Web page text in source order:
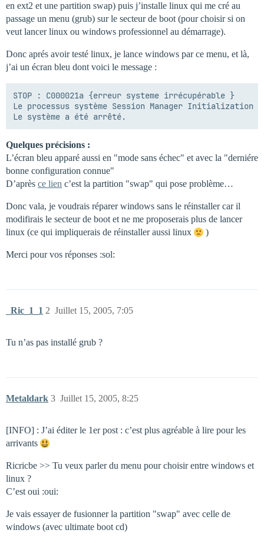
en ext2 et une partition swap) puis j’installe linux qui me cré au
passage un menu (grub) sur le secteur de boot (pour choisir si on
veut lancer linux ou windows professionnel au démarrage).
Donc aprés avoir testé linux, je lance windows par ce menu, et là,
j’ai un écran bleu dont voici le message :
STOP : C000021a {erreur systeme irrécupérable }
Le processus système Session Manager Initialization
Quelques précisions :
L’écran bleu apparé aussi en "mode sans échec" et avec la "derniére
bonne configuration connue"
D’après ce lien c’est la partition "swap" qui pose problème…
Donc vala, je voudrais réparer windows sans le réinstaller car il
modifirais le secteur de boot et ne me proposerais plus de lancer
linux (ce qui impliquerais de réinstaller aussi linux
)
Merci pour vos réponses :sol:
_Ric_1_1 Juillet 15, 2005, 7:05
2
Tu n’as pas installé grub ?
Metaldark Juillet 15, 2005, 8:25
3
[INFO] : J’ai éditer le 1er post : c’est plus agréable à lire pour les
arrivants
Ricricbe >> Tu veux parler du menu pour choisir entre windows et
linux ?
C’est oui :oui:
Je vais essayer de fusionner la partition "swap" avec celle de
windows (avec ultimate boot cd)